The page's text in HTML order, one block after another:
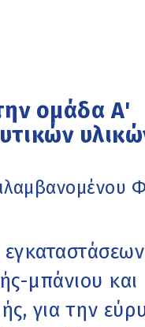
ομάδα Α'
μπάνιου και
για την